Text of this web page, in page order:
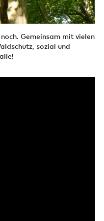
Gemeinsam mit vielen
sozial und